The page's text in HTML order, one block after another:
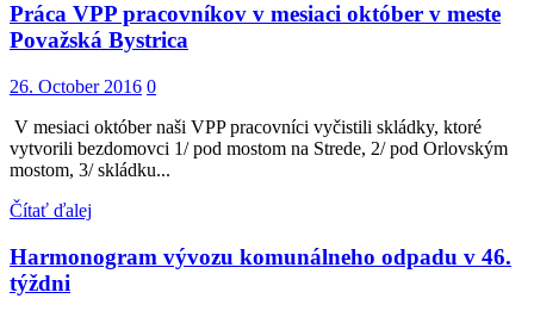
Práca VPP pracovníkov v mesiaci október v meste
Považská Bystrica
26. October 2016 0
V mesiaci október naši VPP pracovníci vyčistili skládky, ktoré
vytvorili bezdomovci 1/ pod mostom na Strede, 2/ pod Orlovským
mostom, 3/ skládku...
Čítať ďalej
Harmonogram vývozu komunálneho odpadu v 46.
týždni